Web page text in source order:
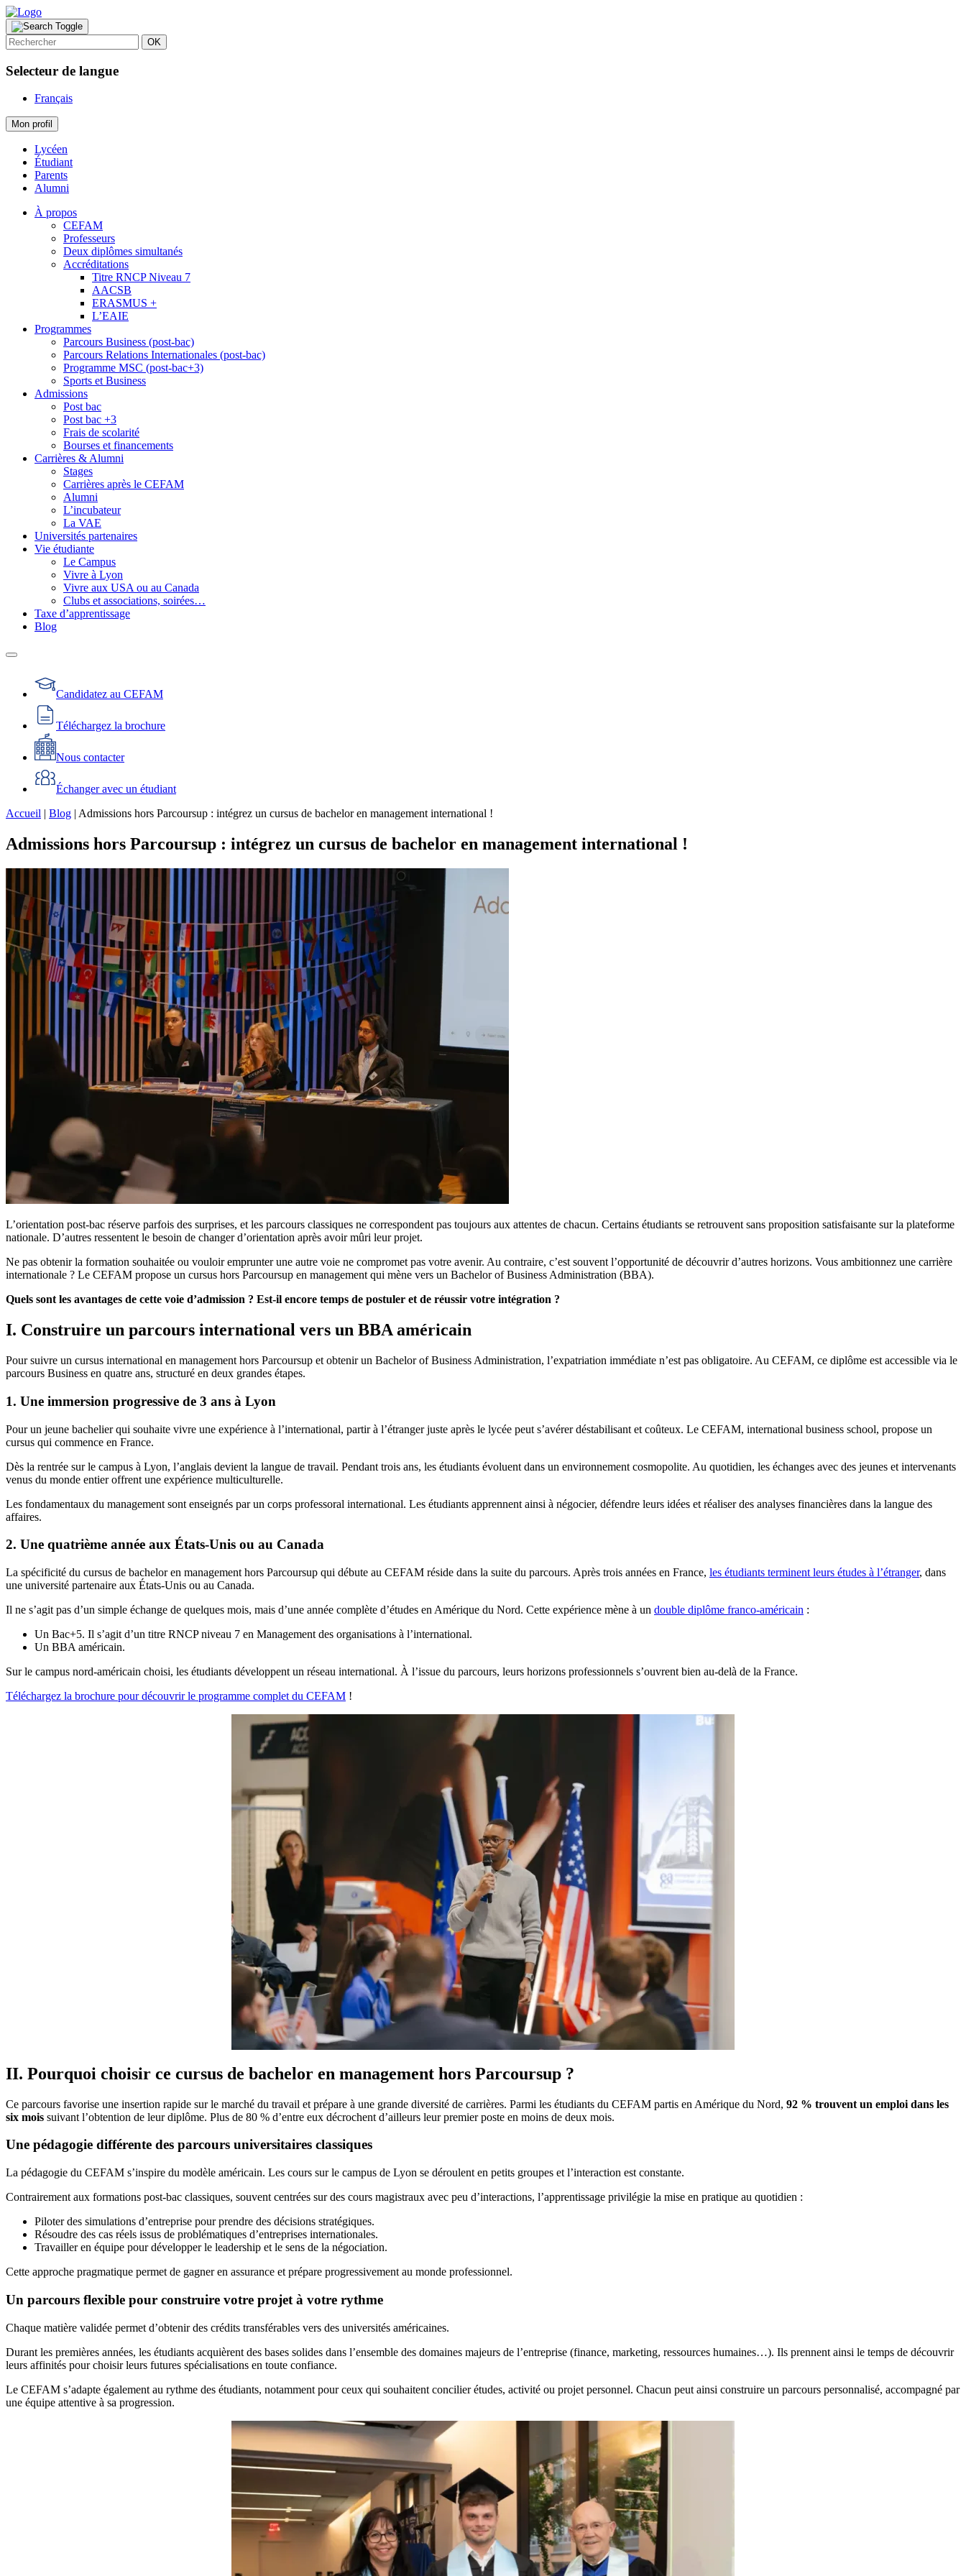
OK
Selecteur de langue
Français
Mon profil
Lycéen
Étudiant
Parents
Alumni
À propos
CEFAM
Professeurs
Deux diplômes simultanés
Accréditations
Titre RNCP Niveau 7
AACSB
ERASMUS +
L’EAIE
Programmes
Parcours Business (post-bac)
Parcours Relations Internationales (post-bac)
Programme MSC (post-bac+3)
Sports et Business
Admissions
Post bac
Post bac +3
Frais de scolarité
Bourses et financements
Carrières & Alumni
Stages
Carrières après le CEFAM
Alumni
L’incubateur
La VAE
Universités partenaires
Vie étudiante
Le Campus
Vivre à Lyon
Vivre aux USA ou au Canada
Clubs et associations, soirées…
Taxe d’apprentissage
Blog
Candidatez au CEFAM
Téléchargez la brochure
Nous contacter
Échanger avec un étudiant
Accueil | Blog | Admissions hors Parcoursup : intégrez un cursus de bachelor en management international !
Admissions hors Parcoursup : intégrez un cursus de bachelor en management international !
L’orientation post-bac réserve parfois des surprises, et les parcours classiques ne correspondent pas toujours aux attentes de chacun. Certains étudiants se retrouvent sans proposition satisfaisante sur la plateforme
nationale. D’autres ressentent le besoin de changer d’orientation après avoir mûri leur projet.
Ne pas obtenir la formation souhaitée ou vouloir emprunter une autre voie ne compromet pas votre avenir. Au contraire, c’est souvent l’opportunité de découvrir d’autres horizons. Vous ambitionnez une carrière
internationale ? Le CEFAM propose un cursus hors Parcoursup en management qui mène vers un Bachelor of Business Administration (BBA).
Quels sont les avantages de cette voie d’admission ? Est-il encore temps de postuler et de réussir votre intégration ?
I. Construire un parcours international vers un BBA américain
Pour suivre un cursus international en management hors Parcoursup et obtenir un Bachelor of Business Administration, l’expatriation immédiate n’est pas obligatoire. Au CEFAM, ce diplôme est accessible via le
parcours Business en quatre ans, structuré en deux grandes étapes.
1. Une immersion progressive de 3 ans à Lyon
Pour un jeune bachelier qui souhaite vivre une expérience à l’international, partir à l’étranger juste après le lycée peut s’avérer déstabilisant et coûteux. Le CEFAM, international business school, propose un
cursus qui commence en France.
Dès la rentrée sur le campus à Lyon, l’anglais devient la langue de travail. Pendant trois ans, les étudiants évoluent dans un environnement cosmopolite. Au quotidien, les échanges avec des jeunes et intervenants
venus du monde entier offrent une expérience multiculturelle.
Les fondamentaux du management sont enseignés par un corps professoral international. Les étudiants apprennent ainsi à négocier, défendre leurs idées et réaliser des analyses financières dans la langue des
affaires.
2. Une quatrième année aux États-Unis ou au Canada
La spécificité du cursus de bachelor en management hors Parcoursup qui débute au CEFAM réside dans la suite du parcours. Après trois années en France, les étudiants terminent leurs études à l’étranger, dans
une université partenaire aux États-Unis ou au Canada.
Il ne s’agit pas d’un simple échange de quelques mois, mais d’une année complète d’études en Amérique du Nord. Cette expérience mène à un double diplôme franco-américain :
Un Bac+5. Il s’agit d’un titre RNCP niveau 7 en Management des organisations à l’international.
Un BBA américain.
Sur le campus nord-américain choisi, les étudiants développent un réseau international. À l’issue du parcours, leurs horizons professionnels s’ouvrent bien au-delà de la France.
Téléchargez la brochure pour découvrir le programme complet du CEFAM !
II. Pourquoi choisir ce cursus de bachelor en management hors Parcoursup ?
Ce parcours favorise une insertion rapide sur le marché du travail et prépare à une grande diversité de carrières. Parmi les étudiants du CEFAM partis en Amérique du Nord, 92 % trouvent un emploi dans les
six mois suivant l’obtention de leur diplôme. Plus de 80 % d’entre eux décrochent d’ailleurs leur premier poste en moins de deux mois.
Une pédagogie différente des parcours universitaires classiques
La pédagogie du CEFAM s’inspire du modèle américain. Les cours sur le campus de Lyon se déroulent en petits groupes et l’interaction est constante.
Contrairement aux formations post-bac classiques, souvent centrées sur des cours magistraux avec peu d’interactions, l’apprentissage privilégie la mise en pratique au quotidien :
Piloter des simulations d’entreprise pour prendre des décisions stratégiques.
Résoudre des cas réels issus de problématiques d’entreprises internationales.
Travailler en équipe pour développer le leadership et le sens de la négociation.
Cette approche pragmatique permet de gagner en assurance et prépare progressivement au monde professionnel.
Un parcours flexible pour construire votre projet à votre rythme
Chaque matière validée permet d’obtenir des crédits transférables vers des universités américaines.
Durant les premières années, les étudiants acquièrent des bases solides dans l’ensemble des domaines majeurs de l’entreprise (finance, marketing, ressources humaines…). Ils prennent ainsi le temps de découvrir
leurs affinités pour choisir leurs futures spécialisations en toute confiance.
Le CEFAM s’adapte également au rythme des étudiants, notamment pour ceux qui souhaitent concilier études, activité ou projet personnel. Chacun peut ainsi construire un parcours personnalisé, accompagné par
une équipe attentive à sa progression.